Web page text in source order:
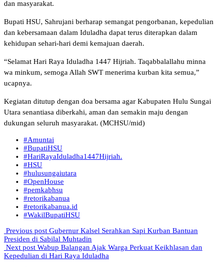
dan masyarakat.
Bupati HSU, Sahrujani berharap semangat pengorbanan, kepedulian
dan kebersamaan dalam Iduladha dapat terus diterapkan dalam
kehidupan sehari-hari demi kemajuan daerah.
“Selamat Hari Raya Iduladha 1447 Hijriah. Taqabbalallahu minna
wa minkum, semoga Allah SWT menerima kurban kita semua,”
ucapnya.
Kegiatan ditutup dengan doa bersama agar Kabupaten Hulu Sungai
Utara senantiasa diberkahi, aman dan semakin maju dengan
dukungan seluruh masyarakat. (MCHSU/mid)
#Amuntai
#BupatiHSU
#HariRayaIduladha1447Hijriah.
#HSU
#hulusungaiutara
#OpenHouse
#pemkabhsu
#retorikabanua
#retorikabanua.id
#WakilBupatiHSU
Previous post Gubernur Kalsel Serahkan Sapi Kurban Bantuan
Presiden di Sabilal Muhtadin
Next post Wabup Balangan Ajak Warga Perkuat Keikhlasan dan
Kepedulian di Hari Raya Iduladha